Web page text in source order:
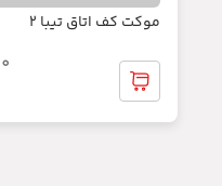
موکت کف اتاق تیبا 2